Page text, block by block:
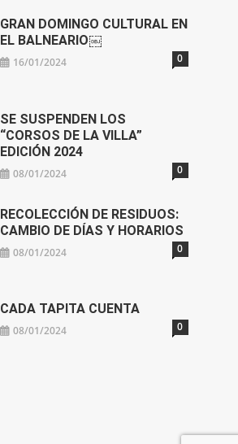
GRAN DOMINGO CULTURAL EN
EL BALNEARIO￼
16/01/2024 0
SE SUSPENDEN LOS
“CORSOS DE LA VILLA”
EDICIÓN 2024
08/01/2024 0
RECOLECCIÓN DE RESIDUOS:
CAMBIO DE DÍAS Y HORARIOS
08/01/2024 0
CADA TAPITA CUENTA
08/01/2024 0